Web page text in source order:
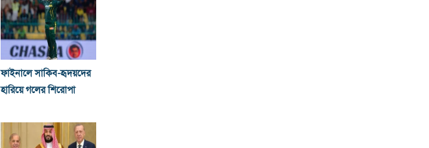
ফাইনালে সাকিব-হৃদয়দের
হারিয়ে গলের শিরোপা